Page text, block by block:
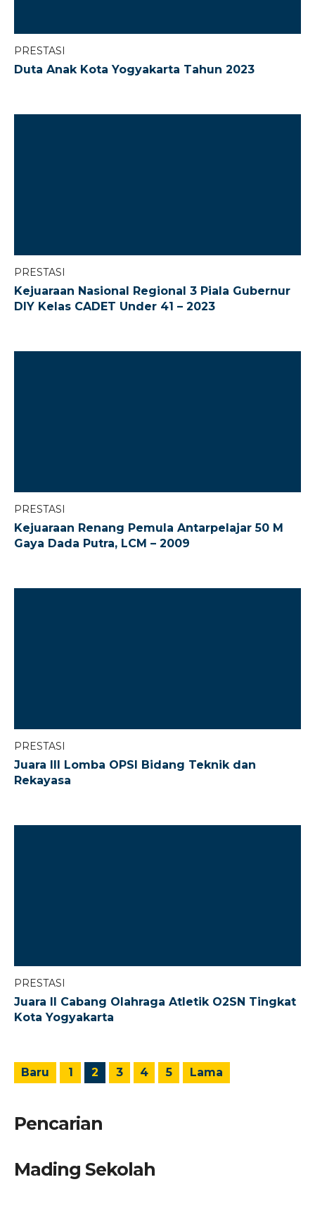
PRESTASI
Duta Anak Kota Yogyakarta Tahun 2023
PRESTASI
Kejuaraan Nasional Regional 3 Piala Gubernur
DIY Kelas CADET Under 41 – 2023
PRESTASI
Kejuaraan Renang Pemula Antarpelajar 50 M
Gaya Dada Putra, LCM – 2009
PRESTASI
Juara III Lomba OPSI Bidang Teknik dan
Rekayasa
PRESTASI
Juara II Cabang Olahraga Atletik O2SN Tingkat
Kota Yogyakarta
Baru 1 2 3 4 5 Lama
Pencarian
Mading Sekolah